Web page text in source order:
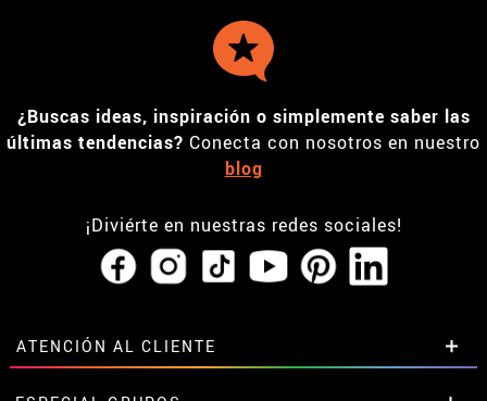
¿Buscas ideas, inspiración o simplemente saber las
últimas tendencias? Conecta con nosotros en nuestro
blog
¡Diviérte en nuestras redes sociales!
ATENCIÓN AL CLIENTE